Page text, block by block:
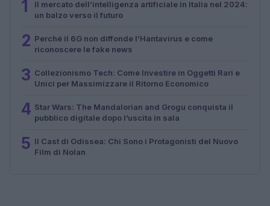
1
Il mercato dell’intelligenza artificiale in Italia nel 2024:
un balzo verso il futuro
2 Perché il 6G non diffonde l’Hantavirus e come
riconoscere le fake news
3 Collezionismo Tech: Come Investire in Oggetti Rari e
Unici per Massimizzare il Ritorno Economico
4 Star Wars: The Mandalorian and Grogu conquista il
pubblico digitale dopo l’uscita in sala
5 Il Cast di Odissea: Chi Sono i Protagonisti del Nuovo
Film di Nolan